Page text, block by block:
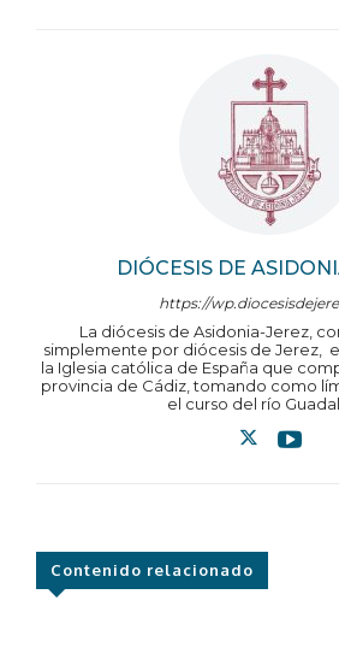
DIÓCESIS DE
https://
La diócesis de Asidonia-Jerez,
simplemente por diócesis de Jerez,
la Iglesia católica de España que
provincia de Cádiz, tomando como
el curso del río
Contenido relacionado